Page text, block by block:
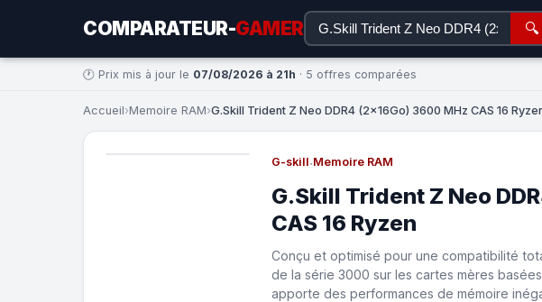
COMPARATEUR-GAMER 🔍
🕐 Prix mis à jour le 07/08/2026 à 21h · 5 offres comparées
Accueil›Memoire RAM›G.Skill Trident Z Neo DDR4 (2x16Go) 3600 MHz CAS 16
G-skill·Memoire RAM
G.Skill Trident Z Neo
CAS 16 Ryzen
Conçu et optimisé pour une compatibilité
de la série 3000 sur les cartes mères
apporte des performances de mémoire